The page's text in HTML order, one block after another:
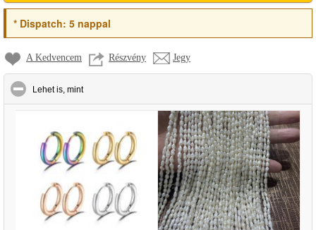
*Dispatch: 5 nappal
A Kedvencem Részvény Jegy
Lehet is, mintclick to collapse contents